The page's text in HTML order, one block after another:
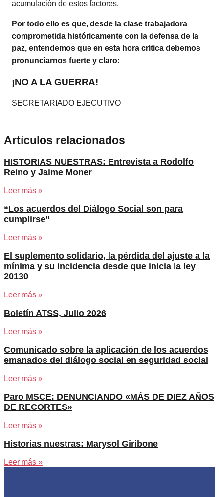
acumulación de estos factores.
Por todo ello es que, desde la clase trabajadora
comprometida históricamente con la defensa de la
paz, entendemos que en esta hora crítica debemos
pronunciarnos fuerte y claro:
¡NO A LA GUERRA!
SECRETARIADO EJECUTIVO
Artículos relacionados
HISTORIAS NUESTRAS: Entrevista a Rodolfo
Reino y Jaime Moner
Leer más »
“Los acuerdos del Diálogo Social son para
cumplirse”
Leer más »
El suplemento solidario, la pérdida del ajuste a la
mínima y su incidencia desde que inicia la ley
20130
Leer más »
Boletín ATSS, Julio 2026
Leer más »
Comunicado sobre la aplicación de los acuerdos
emanados del diálogo social en seguridad social
Leer más »
Paro MSCE: DENUNCIANDO «MÁS DE DIEZ AÑOS
DE RECORTES»
Leer más »
Historias nuestras: Marysol Giribone
Leer más »